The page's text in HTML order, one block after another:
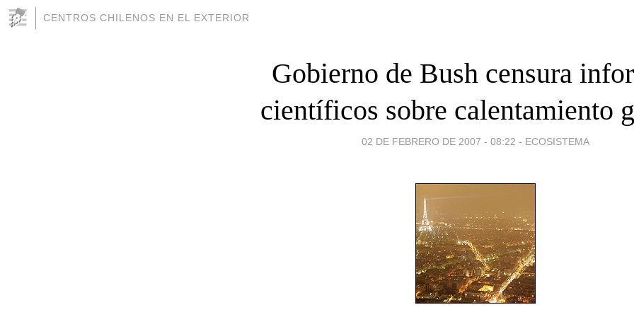
CENTROS CHILENOS EN EL EXTERIOR
Gobierno de Bush censura
científicos sobre calentamiento
02 DE FEBRERO DE 2007 - 08:22 - ECOSISTEMA